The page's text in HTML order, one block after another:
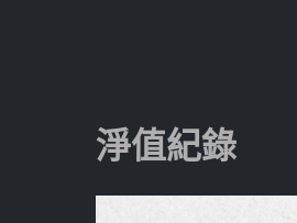
淨值紀錄